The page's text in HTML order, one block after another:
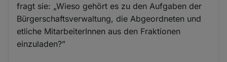
fragt sie: „Wieso gehört es zu den Aufgaben der
Bürgerschaftsverwaltung, die Abgeordneten und
etliche MitarbeiterInnen aus den Fraktionen
einzuladen?”